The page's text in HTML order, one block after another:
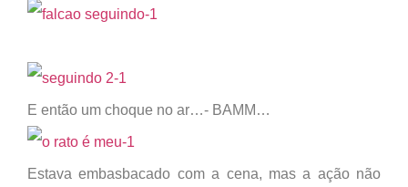
E então um choque no ar…- BAMM…
Estava embasbacado com a cena, mas a ação não